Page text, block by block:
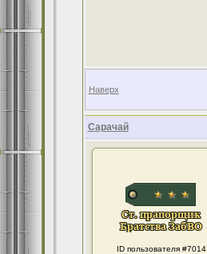
Наверх
Сарачай
ID пользователя #7014